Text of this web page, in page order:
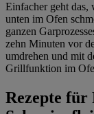
Einfacher geht das,
unten im Ofen
ganzen
zehn Minuten vor
umdrehen und mit
Grillfunktion im
Rezepte für